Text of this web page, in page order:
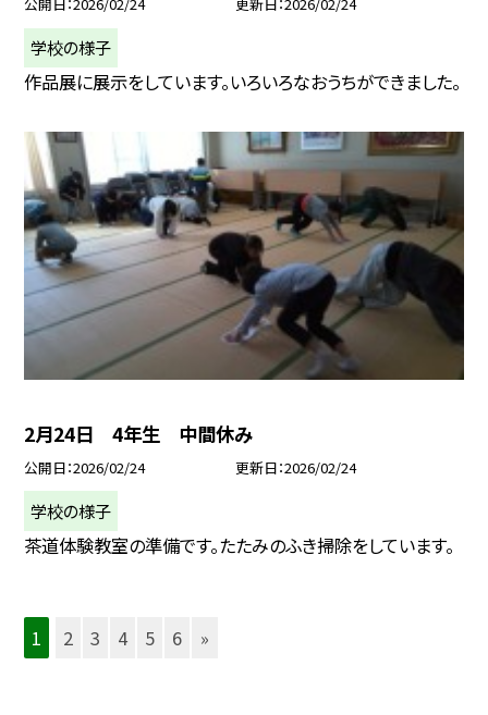
学校の様子
作品展に展示をしています。いろいろなおうちができました。
2月24日 4年生 中間休み
公開日 2026/02/24 更新日 2026/02/24
学校の様子
茶道体験教室の準備です。たたみのふき掃除をしています。
1 2 3 4 5 6 »